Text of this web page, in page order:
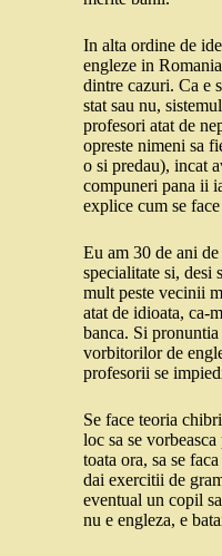
In alta ordine de
engleze in
dintre cazuri. Ca e
stat sau nu,
profesori atat de
opreste nimeni sa
o si predau), incat
compuneri pana ii
explice cum se
Eu am 30 de ani
specialitate si, desi
mult peste vecinii
atat de idioata, ca-
banca. Si
vorbitorilor de
profesorii se
Se face teoria
loc sa se
toata ora, sa se
dai exercitii de
eventual un copil
nu e engleza, e